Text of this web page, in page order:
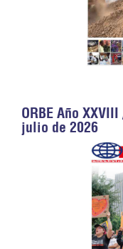
ORBE Año
julio de 2026